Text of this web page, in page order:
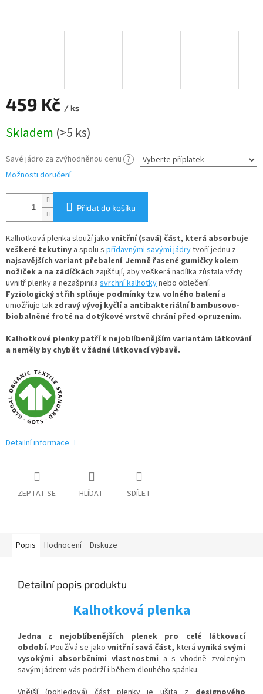
459 Kč / ks
cena:
Skladem (>5 ks)
Savé jádro za zvýhodněnou cenu ?
Možnosti doručení
Přidat do košíku
Kalhotková plenka slouží jako vnitřní (savá) část, která absorbuje
veškeré tekutiny a spolu s přídavnými savými jádrytvoří jednu z
najsavějších variant přebalení. Jemně řasené gumičky kolem
nožiček a na zádíčkách zajišťují, aby veškerá nadílka zůstala vždy
uvnitř plenky a nezašpinila svrchní kalhotkynebo oblečení.
Fyziologický střih splňuje podmínky tzv. volného balenía
umožňuje tak zdravý vývoj kyčlí a antibakteriální bambusovo-
biobalněné froté na dotýkové vrstvě chrání před opruzením.
Kalhotkové plenky patří k nejoblíbenějším variantám látkování
a neměly by chybět v žádné látkovací výbavě.
Detailní informace
ZEPTAT SE HLÍDAT SDÍLET
Popis Hodnocení Diskuze
Detailní popis produktu
Kalhotková plenka
Jedna z nejoblíbenějších plenek pro celé látkovací
období.Používá se jako vnitřní savá část, která vyniká svými
vysokými absorbčními vlastnostmi a s vhodně zvoleným
savým jádrem vás podrží i během dlouhého spánku.